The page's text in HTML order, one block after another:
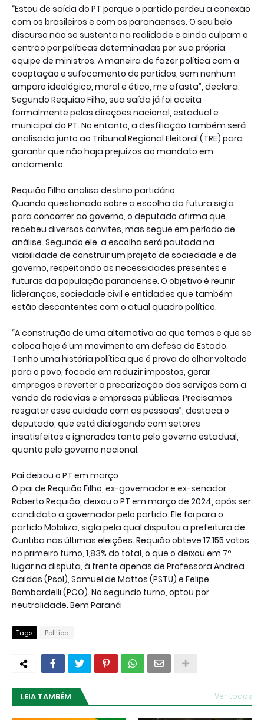
“Estou de saída do PT porque o partido perdeu a conexão
com os brasileiros e com os paranaenses. O seu belo
discurso não se sustenta na realidade e ainda culpam o
centrão por políticas determinadas por sua própria
equipe de ministros. A maneira de fazer política com a
cooptação e sufocamento de partidos, sem nenhum
amparo ideológico, moral e ético, me afasta”, declara.
Segundo Requião Filho, sua saída já foi aceita
formalmente pelas direções nacional, estadual e
municipal do PT. No entanto, a desfiliação também será
analisada junto ao Tribunal Regional Eleitoral (TRE) para
garantir que não haja prejuízos ao mandato em
andamento.
Requião Filho analisa destino partidário
Quando questionado sobre a escolha da futura sigla
para concorrer ao governo, o deputado afirma que
recebeu diversos convites, mas segue em período de
análise. Segundo ele, a escolha será pautada na
viabilidade de construir um projeto de sociedade e de
governo, respeitando as necessidades presentes e
futuras da população paranaense. O objetivo é reunir
lideranças, sociedade civil e entidades que também
estão descontentes com o atual quadro político.
“A construção de uma alternativa ao que temos e que se
coloca hoje é um movimento em defesa do Estado.
Tenho uma história política que é prova do olhar voltado
para o povo, focado em reduzir impostos, gerar
empregos e reverter a precarização dos serviços com a
venda de rodovias e empresas públicas. Precisamos
resgatar esse cuidado com as pessoas”, destaca o
deputado, que está dialogando com setores
insatisfeitos e ignorados tanto pelo governo estadual,
quanto pelo governo nacional.
Pai deixou o PT em março
O pai de Requião Filho, ex-governador e ex-senador
Roberto Requião, deixou o PT em março de 2024, após ser
candidato a governador pelo partido. Ele foi para o
partido Mobiliza, sigla pela qual disputou a prefeitura de
Curitiba nas últimas eleições. Requião obteve 17.155 votos
no primeiro turno, 1,83% do total, o que o deixou em 7º
lugar na disputa, à frente apenas de Professora Andrea
Caldas (Psol), Samuel de Mattos (PSTU) e Felipe
Bombardelli (PCO). No segundo turno, optou por
neutralidade. Bem Paraná
Tags Politica
LEIA TAMBÉM Ver todos